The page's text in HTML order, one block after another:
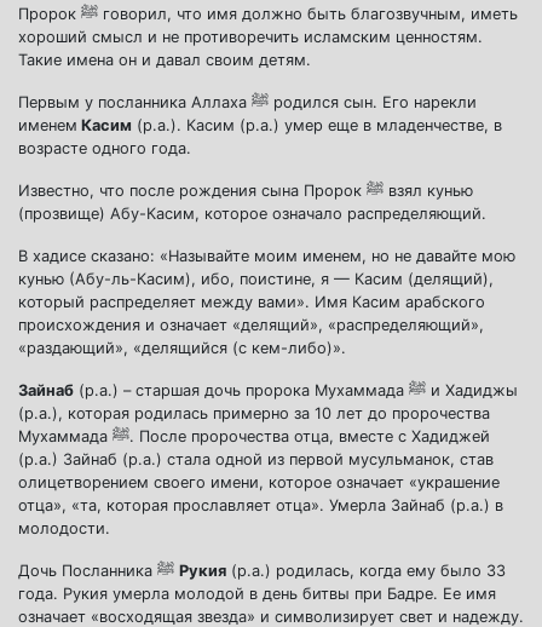
Пророк ﷺ говорил, что имя должно быть благозвучным, иметь
хороший смысл и не противоречить исламским ценностям.
Такие имена он и давал своим детям.
Первым у посланника Аллаха ﷺ родился сын. Его нарекли
именем Касим (р.а.). Касим (р.а.) умер еще в младенчестве, в
возрасте одного года.
Известно, что после рождения сына Пророк ﷺ взял кунью
(прозвище) Абу-Касим, которое означало распределяющий.
В хадисе сказано: «Называйте моим именем, но не давайте мою
кунью (Абу-ль-Касим), ибо, поистине, я — Касим (делящий),
который распределяет между вами». Имя Касим арабского
происхождения и означает «делящий», «распределяющий»,
«раздающий», «делящийся (с кем-либо)».
Зайнаб (р.а.) – старшая дочь пророка Мухаммада ﷺ и Хадиджы
(р.а.), которая родилась примерно за 10 лет до пророчества
Мухаммада ﷺ. После пророчества отца, вместе с Хадиджей
(р.а.) Зайнаб (р.а.) стала одной из первой мусульманок, став
олицетворением своего имени, которое означает «украшение
отца», «та, которая прославляет отца». Умерла Зайнаб (р.а.) в
молодости.
Рукия (р.а.) родилась, когда ему было 33
года. Рукия умерла молодой в день битвы при Бадре. Ее имя
означает «восходящая звезда» и символизирует свет и надежду.